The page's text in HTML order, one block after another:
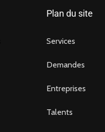
Plan du site
Services
Demandes
Entreprises
Talents